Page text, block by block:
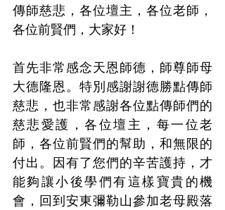
傳師慈悲，各位壇主，各位老師，
各位前賢們，大家好！
首先非常感念天恩師德，師尊師母
大德隆恩。特別感謝謝德勝點傳師
慈悲，也非常感謝各位點傳師們的
慈悲愛護，各位壇主，每一位老
師，各位前賢們的幫助，和無限的
付出。因有了您們的辛苦護持，才
能夠讓小後學們有這樣寶貴的機
會，回到安東彌勒山參加老母殿落